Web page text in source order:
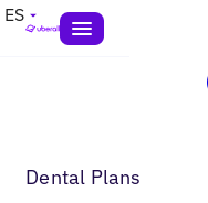
ES
Dental Plans